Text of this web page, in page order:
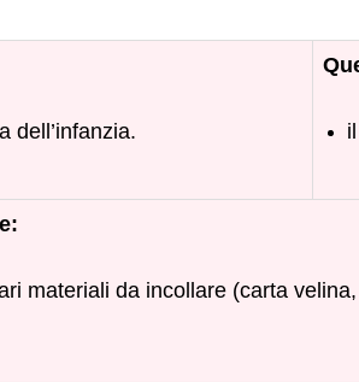
dell’infanzia.
materiali da incollare (carta